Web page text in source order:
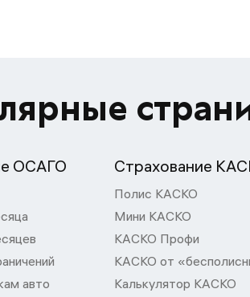
ОСАГО
авто
Страхование
Полис КАСКО
Мини КАСКО
КАСКО Профи
КАСКО от
Калькулятор КАСКО